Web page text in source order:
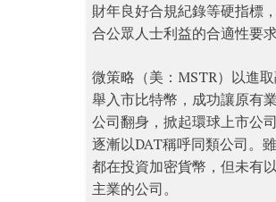
財年良好合規紀錄等硬指標
合公眾人士利益的合適性要求
微策略（美：MSTR）以進
舉入市比特幣，成功讓原有
公司翻身，掀起環球上市公
逐漸以DAT稱呼同類公司。
都在投資加密貨幣，但未有
主業的公司。